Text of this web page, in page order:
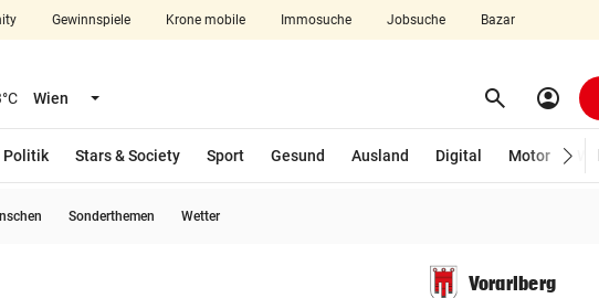
Gewinnspiele Krone mobile Immosuche Jobsuche Bazar
Wien Menü aufklappen search Suchen
account_circle
Politik
Stars & Society Sport Gesund Ausland Digital Motor
Sonderthemen Wetter
Vorarlberg